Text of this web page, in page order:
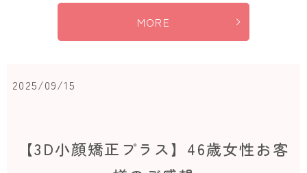
MORE
2025/09/15
【3D小顔矯正プラス】46歳女性お客